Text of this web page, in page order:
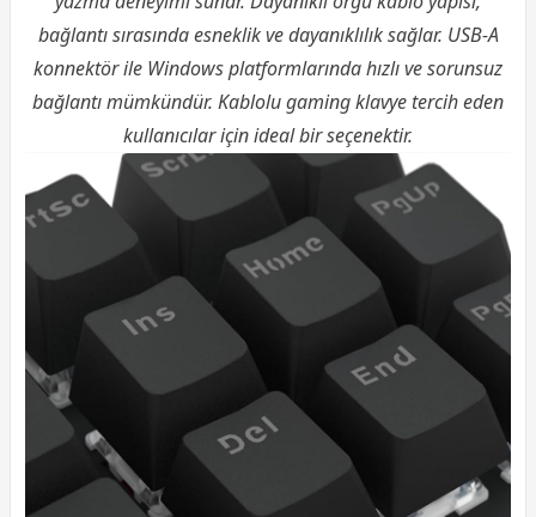
bağlantı sırasında esneklik ve dayanıklılık sağlar. USB-A
konnektör ile Windows platformlarında hızlı ve sorunsuz
bağlantı mümkündür. Kablolu gaming klavye tercih eden
kullanıcılar için ideal bir seçenektir.